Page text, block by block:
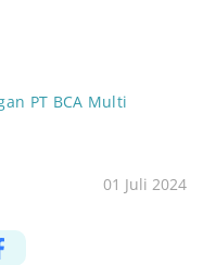
PT BCA Multi
01 Juli 2024